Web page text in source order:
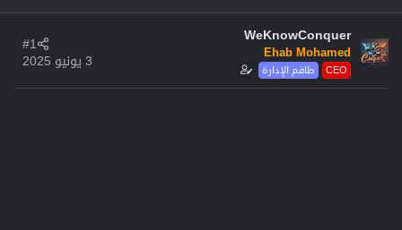
WeKnowConquer
Ehab Mohamed
طاقم الإدارة CEO
3 يونيو 2025
#1